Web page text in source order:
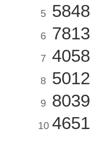
5 5848
6 7813
7 4058
8 5012
9 8039
10 4651